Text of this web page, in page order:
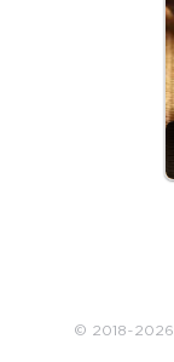
© 2018~2026